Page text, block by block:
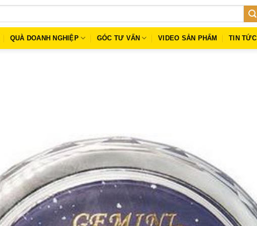
QUÀ DOANH NGHIỆP GÓC TƯ VẤN VIDEO SẢN PHẨM TIN TỨC